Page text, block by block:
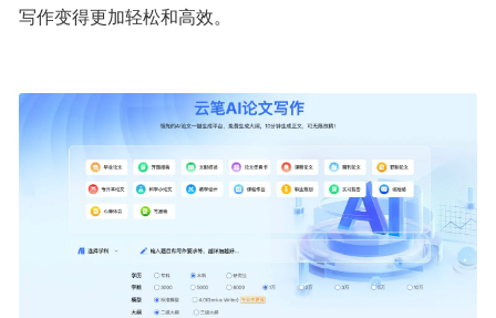
写作变得更加轻松和高效。